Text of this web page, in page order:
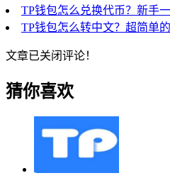
TP钱包怎么兑换代币？新手
TP钱包怎么转中文？超简单
文章已关闭评论！
猜你喜欢